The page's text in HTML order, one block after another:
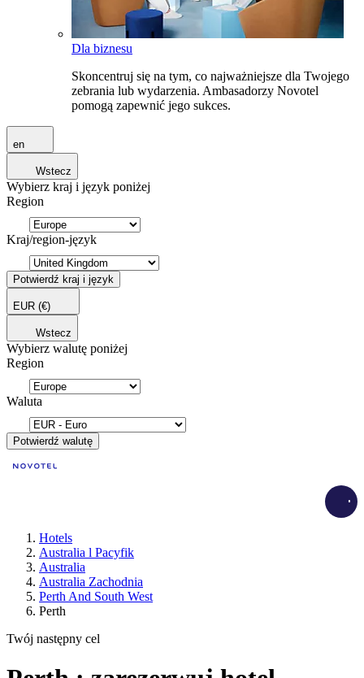
Dla biznesu
Skoncentruj się na tym, co najważniejsze dla Twojego
zebrania lub wydarzenia. Ambasadorzy Novotel
pomogą zapewnić jego sukces.
en
Wstecz
Wybierz kraj i język poniżej
Region
Kraj/region-język
Potwierdź kraj i język
EUR (€)
Wstecz
Wybierz walutę poniżej
Region
Waluta
Potwierdź walutę
Hotels
Australia l Pacyfik
Australia
Australia Zachodnia
Perth And South West
Perth
Twój następny cel